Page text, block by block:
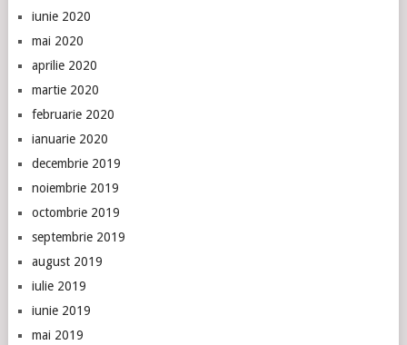
iunie 2020
mai 2020
aprilie 2020
martie 2020
februarie 2020
ianuarie 2020
decembrie 2019
noiembrie 2019
octombrie 2019
septembrie 2019
august 2019
iulie 2019
iunie 2019
mai 2019